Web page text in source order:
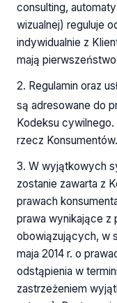
consulting,
wizualnej) reguluje
indywidualnie z
mają
2. Regulamin oraz
są adresowane do
Kodeksu cywilnego.
rzecz Konsumentów.
3. W wyjątkowych
zostanie zawarta z
prawach
prawa wynikające z
obowiązujących, w
maja 2014 r. o
odstąpienia w
zastrzeżeniem